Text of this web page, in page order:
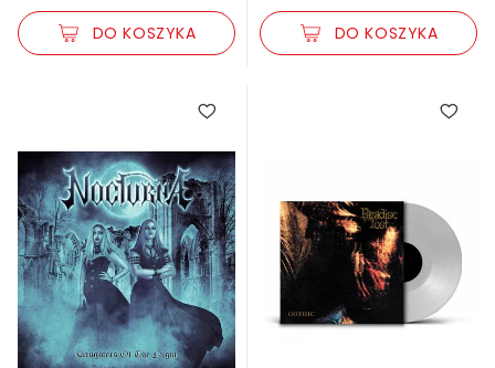
DO KOSZYKA DO KOSZYKA